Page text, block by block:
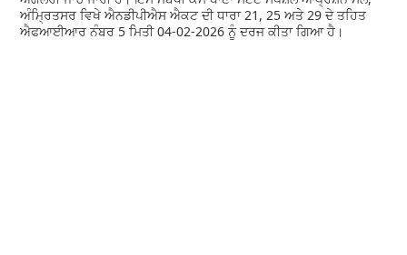
ਅੰਮ੍ਰਿਤਸਰ ਵਿਖੇ ਐਨਡੀਪੀਐਸ ਐਕਟ ਦੀ ਧਾਰਾ 21, 25 ਅਤੇ 29 ਦੇ ਤਹਿਤ
ਐਫਆਈਆਰ ਨੰਬਰ 5 ਮਿਤੀ 04-02-2026 ਨੂੰ ਦਰਜ ਕੀਤਾ ਗਿਆ ਹੈ।